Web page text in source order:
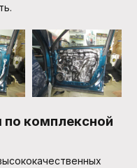
по комплексной